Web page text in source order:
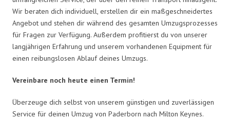
Wir beraten dich individuell, erstellen dir ein maßgeschneidertes
Angebot und stehen dir während des gesamten Umzugsprozesses
für Fragen zur Verfügung. Außerdem profitierst du von unserer
langjährigen Erfahrung und unserem vorhandenen Equipment für
einen reibungslosen Ablauf deines Umzugs.
Vereinbare noch heute einen Termin!
Überzeuge dich selbst von unserem günstigen und zuverlässigen
Service für deinen Umzug von Paderborn nach Milton Keynes.